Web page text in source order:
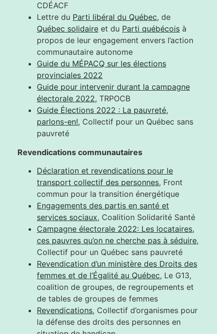
CDÉACF
Lettre du Parti libéral du Québec, de
Québec solidaire et du Parti québécois à
propos de leur engagement envers l’action
communautaire autonome
Guide du MÉPACQ sur les élections
provinciales 2022
Guide pour intervenir durant la campagne
électorale 2022, TRPOCB
Guide Élections 2022 : La pauvreté,
parlons-en!, Collectif pour un Québec sans
pauvreté
Revendications communautaires
Déclaration et revendications pour le
transport collectif des personnes, Front
commun pour la transition énergétique
Engagements des partis en santé et
services sociaux, Coalition Solidarité Santé
Campagne électorale 2022: Les locataires,
ces pauvres qu’on ne cherche pas à séduire,
Collectif pour un Québec sans pauvreté
Revendication d’un ministère des Droits des
femmes et de l’Égalité au Québec, Le G13,
coalition de groupes, de regroupements et
de tables de groupes de femmes
Revendications, Collectif d’organismes pour
la défense des droits des personnes en